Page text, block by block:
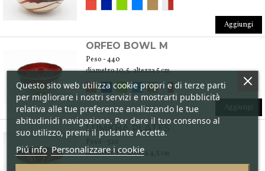
Aggiungi
ORFEO BOWL M
Peso - 440
diametro 10,5, altezza 5 cm
Aggiungi
LUMKHA PLATES
diametro 13, altezza 4,5 cm
Questo sito web utilizza cookie propri e di terze parti
per migliorare i nostri servizi e mostrarti pubblicità
relativa alle tue preferenze analizzando le tue
abitudinidi navigazione. Per dare il tuo consenso al
suo utilizzo, premi il pulsante Accetta.
Piú info Personalizzare i cookie